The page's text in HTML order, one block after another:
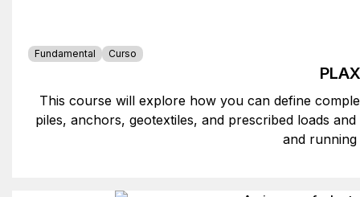
Fundamental Curso
This course will explore how you can define
piles, anchors, geotextiles, and prescribed loads
and